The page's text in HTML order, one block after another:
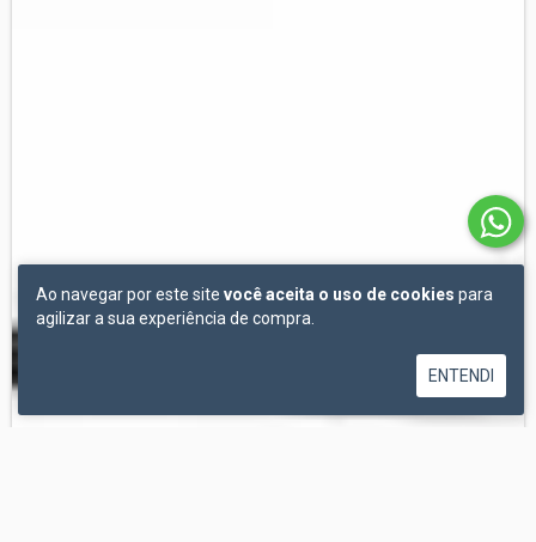
Ao navegar por este site você aceita o uso de cookies para
agilizar a sua experiência de compra.
ENTENDI